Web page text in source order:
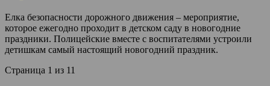
Елка безопасности дорожного движения – мероприятие,
которое ежегодно проходит в детском саду в новогодние
праздники. Полицейские вместе с воспитателями устроили
детишкам самый настоящий новогодний праздник.
Страница 1 из 11